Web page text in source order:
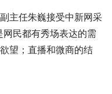
主任朱巍接受中新网采
民都有秀场表达的需
望；直播和微商的结